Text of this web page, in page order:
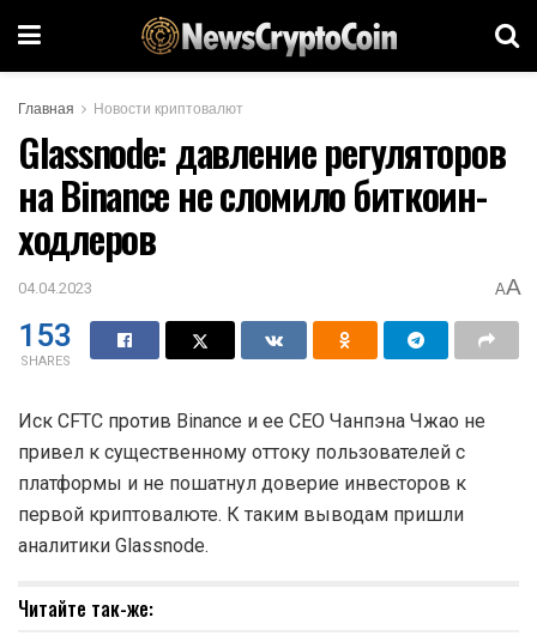
Главная Новости криптовалют
Glassnode: давление регуляторов
на Binance не сломило биткоин-
ходлеров
04.04.2023 AA
153
SHARES
Иск CFTC против Binance и ее CEO Чанпэна Чжао не
привел к существенному оттоку пользователей с
платформы и не пошатнул доверие инвесторов к
первой криптовалюте. К таким выводам пришли
аналитики Glassnode.
Читайте так-же: